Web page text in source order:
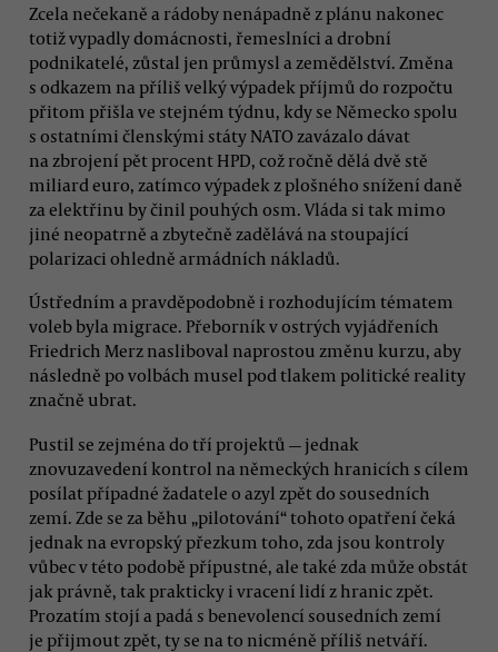
Zcela nečekaně a rádoby nenápadně z plánu nakonec
totiž vypadly domácnosti, řemeslníci a drobní
podnikatelé, zůstal jen průmysl a zemědělství. Změna
s odkazem na příliš velký výpadek příjmů do rozpočtu
přitom přišla ve stejném týdnu, kdy se Německo spolu
s ostatními členskými státy NATO zavázalo dávat
na zbrojení pět procent HPD, což ročně dělá dvě stě
miliard euro, zatímco výpadek z plošného snížení daně
za elektřinu by činil pouhých osm. Vláda si tak mimo
jiné neopatrně a zbytečně zadělává na stoupající
polarizaci ohledně armádních nákladů.
Ústředním a pravděpodobně i rozhodujícím tématem
voleb byla migrace. Přeborník v ostrých vyjádřeních
Friedrich Merz nasliboval naprostou změnu kurzu, aby
následně po volbách musel pod tlakem politické reality
značně ubrat.
Pustil se zejména do tří projektů — jednak
znovuzavedení kontrol na německých hranicích s cílem
posílat případné žadatele o azyl zpět do sousedních
zemí. Zde se za běhu „pilotování“ tohoto opatření čeká
jednak na evropský přezkum toho, zda jsou kontroly
vůbec v této podobě přípustné, ale také zda může obstát
jak právně, tak prakticky i vracení lidí z hranic zpět.
Prozatím stojí a padá s benevolencí sousedních zemí
je přijmout zpět, ty se na to nicméně příliš netváří.